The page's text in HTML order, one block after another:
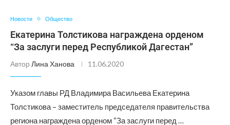
Новости Общество
Екатерина Толстикова награждена орденом
“За заслуги перед Республикой Дагестан”
Автор Лина Ханова 11.06.2020
Указом главы РД Владимира Васильева Екатерина
Толстикова – заместитель председателя правительства
региона награждена орденом “За заслуги перед …